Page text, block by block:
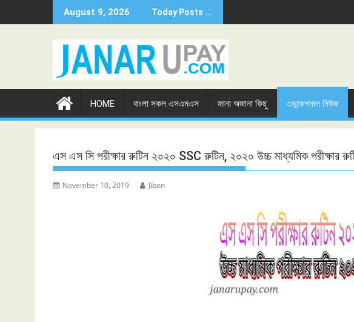
to
August 9, 2026 Today Posts ...
HOME বাংলা সকল এসএমএস জানা অজানা কিছু এডুকেশনাল নিউজ
এস এস সি পরীক্ষার রুটিন ২০২০ SSC রুটিন, ২০২০ উচ্চ মাধ্যমিক পরীক্ষার
November 10, 2019 Jibon